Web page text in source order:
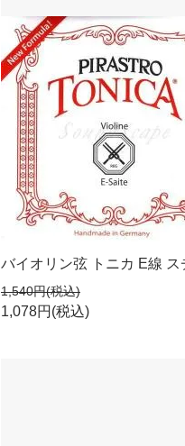
バイオリン弦 トニカ E線 ス
1,540円(税込)
1,078円(税込)